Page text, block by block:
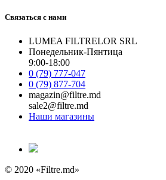
Связаться с нами
LUMEA FILTRELOR SRL
Понедельник-Пянтица
9:00-18:00
0 (79) 777-047
0 (79) 877-704
magazin@filtre.md
sale2@filtre.md
Наши магазины
© 2020 «Filtre.md»